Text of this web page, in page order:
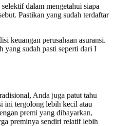
dalam mengetahui siapa
Pastikan yang sudah terdaftar
keuangan perusahaan asuransi.
yang sudah pasti seperti dari I
Anda juga patut tahu
ini tergolong lebih kecil atau
premi yang dibayarkan,
preminya sendiri relatif lebih